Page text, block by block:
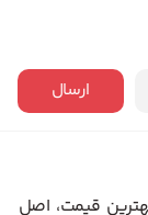
ارسال
قیمت، اصل